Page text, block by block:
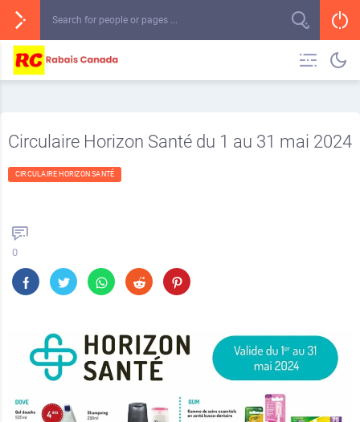
Circulaire Horizon Santé du 1 au 31 mai 2024
CIRCULAIRE HORIZON SANTÉ
0